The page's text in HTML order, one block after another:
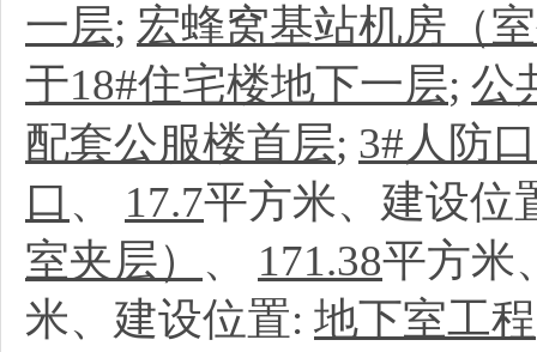
一层; 宏蜂窝基站机房（
于18#住宅楼地下一层; 公
配套公服楼首层; 3#人防口
口 、 17.7平方米、建设位
室夹层） 、 171.38平方米
米、建设位置: 地下室工程